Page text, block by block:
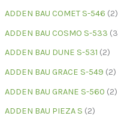
ADDEN BAU COMET S-546 2
ADDEN BAU COSMO S-533 3
ADDEN BAU DUNE S-531 2
ADDEN BAU GRACE S-549 2
ADDEN BAU GRANE S-560 2
ADDEN BAU PIEZA S 2